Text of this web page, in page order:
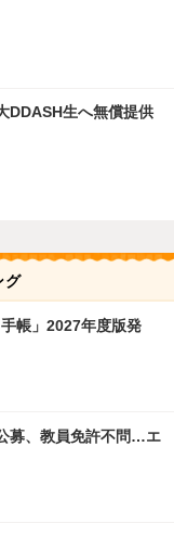
DDASH生へ無償提供
グ
帳」2027年度版発
募、教員免許不問…エ